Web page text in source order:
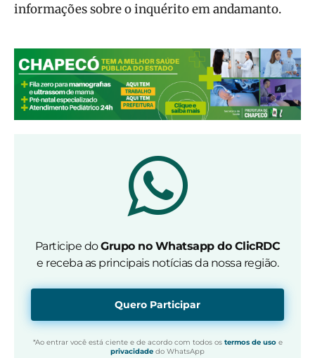
informações sobre o inquérito em andamanto.
Participe doGrupo no Whatsapp do ClicRDC
e receba as principais notícias da nossa região.
Quero Participar
*Ao entrar você está ciente e de acordo com todos os termos de usoe
privacidade do WhatsApp